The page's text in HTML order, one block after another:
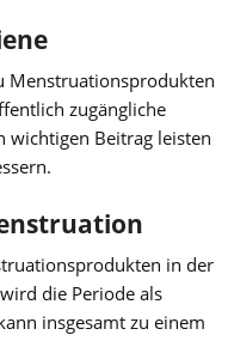
Menstruationsprodukten
zugängliche
wichtigen Beitrag leisten
in der
die Periode als
insgesamt zu einem